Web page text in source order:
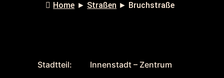
Home ► Straßen ► Bruchstraße
Stadtteil: Innenstadt – Zentrum